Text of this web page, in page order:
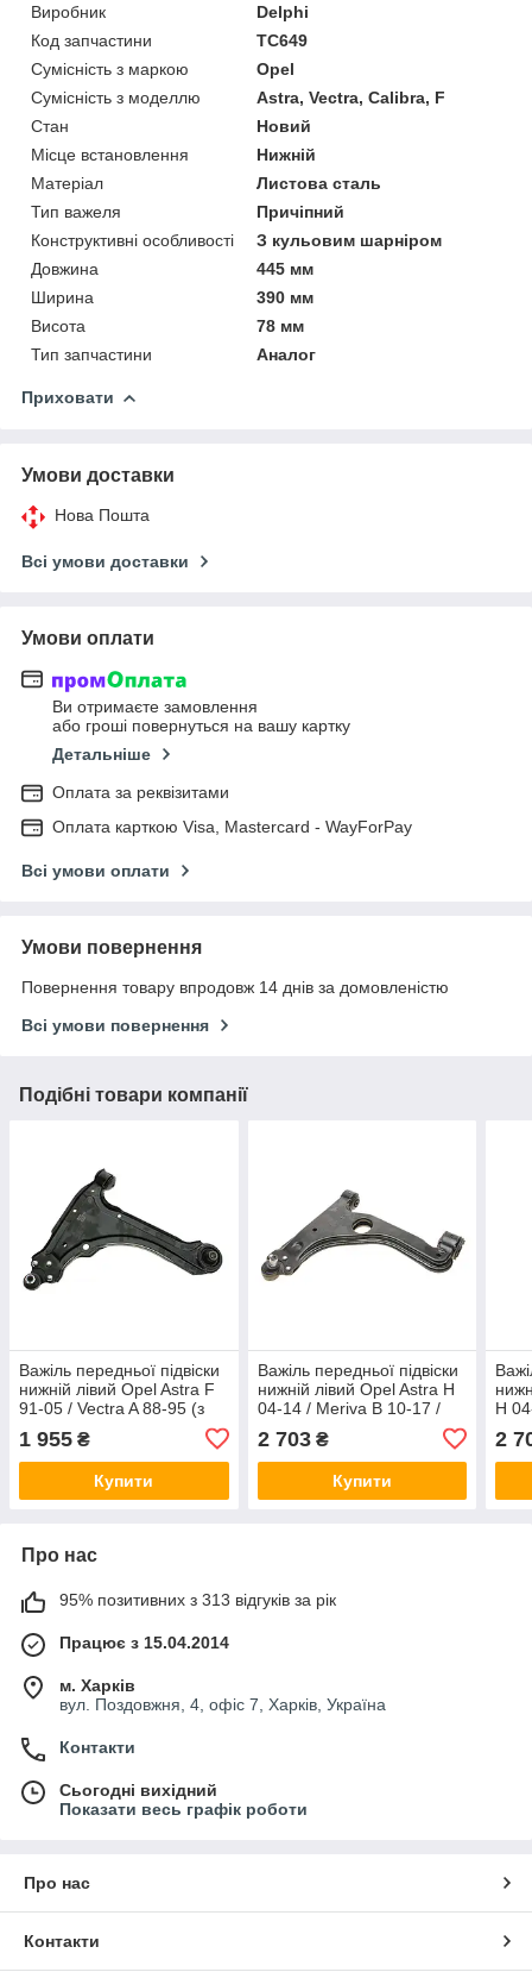
Виробник
Delphi
Код запчастини
TC649
Сумісність з маркою
Opel
Сумісність з моделлю
Astra, Vectra, Calibra, F
Стан
Новий
Місце встановлення
Нижній
Матеріал
Листова сталь
Тип важеля
Причіпний
Конструктивні особливості
З кульовим шарніром
Довжина
445 мм
Ширина
390 мм
Висота
78 мм
Тип запчастини
Аналог
Приховати
Умови доставки
Нова Пошта
Всі умови доставки
Умови оплати
Ви отримаєте замовлення
або гроші повернуться на вашу картку
Детальніше
Оплата за реквізитами
Оплата карткою Visa, Mastercard - WayForPay
Всі умови оплати
Умови повернення
Повернення товару впродовж 14 днів за домовленістю
Всі умови повернення
Подібні товари компанії
Важіль передньої підвіски
нижній лівий Opel Astra F
91-05 / Vectra A 88-95 (з
кульовою) Delphi TC648
1 955 ₴
Купити
Важіль передньої підвіски
нижній лівий Opel Astra H
04-14 / Meriva B 10-17 /
кульовою) Delphi TC1376
2 703₴
Купити
H
2
Про нас
95% позитивних з 313 відгуків за рік
Працює з 15.04.2014
м. Харків
вул. Поздовжня, 4, офіс 7, Харків, Україна
Контакти
Сьогодні вихідний
Показати весь графік роботи
Про нас
Контакти